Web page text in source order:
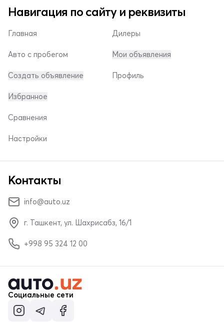
Навигация по сайту и реквизиты
Главная
Авто с пробегом
Создать объявление
Дилеры
Мои объявления
Профиль
Избранное
Сравнения
Настройки
Контакты
info@auto.uz
г. Ташкент, ул. Шахрисабз, 16/1
+998 95 324 12 00
Социальные сети